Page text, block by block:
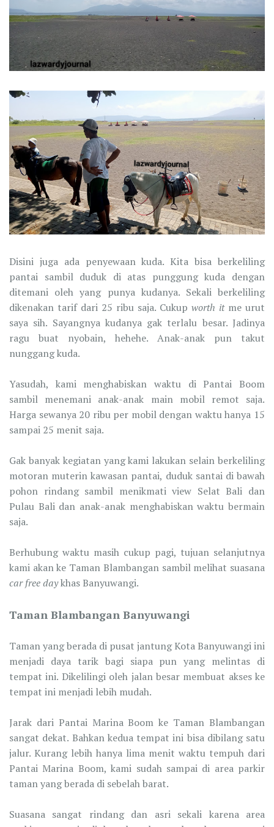
Disini juga ada penyewaan kuda. Kita bisa berkeliling
pantai sambil duduk di atas punggung kuda dengan
ditemani oleh yang punya kudanya. Sekali berkeliling
dikenakan tarif dari 25 ribu saja. Cukup worth itme urut
saya sih. Sayangnya kudanya gak terlalu besar. Jadinya
ragu buat nyobain, hehehe. Anak-anak pun takut
nunggang kuda.
Yasudah, kami menghabiskan waktu di Pantai Boom
sambil menemani anak-anak main mobil remot saja.
Harga sewanya 20 ribu per mobil dengan waktu hanya 15
sampai 25 menit saja.
Gak banyak kegiatan yang kami lakukan selain berkeliling
motoran muterin kawasan pantai, duduk santai di bawah
pohon rindang sambil menikmati view Selat Bali dan
Pulau Bali dan anak-anak menghabiskan waktu bermain
saja.
Berhubung waktu masih cukup pagi, tujuan selanjutnya
kami akan ke Taman Blambangan sambil melihat suasana
car free daykhas Banyuwangi.
Taman Blambangan Banyuwangi
Taman yang berada di pusat jantung Kota Banyuwangi ini
menjadi daya tarik bagi siapa pun yang melintas di
tempat ini. Dikelilingi oleh jalan besar membuat akses ke
tempat ini menjadi lebih mudah.
Jarak dari Pantai Marina Boom ke Taman Blambangan
sangat dekat. Bahkan kedua tempat ini bisa dibilang satu
jalur. Kurang lebih hanya lima menit waktu tempuh dari
Pantai Marina Boom, kami sudah sampai di area parkir
taman yang berada di sebelah barat.
Suasana sangat rindang dan asri sekali karena area